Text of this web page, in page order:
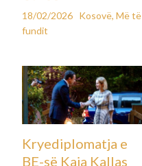
18/02/2026 Kosovë,Më të
fundit
Kryediplomatja e
BE-së Kaja Kallas